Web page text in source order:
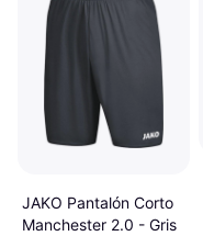
JAKO Pantalón Corto
Manchester 2.0 - Gris